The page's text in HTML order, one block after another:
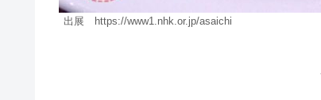
出展 https://www1.nhk.or.jp/asaichi